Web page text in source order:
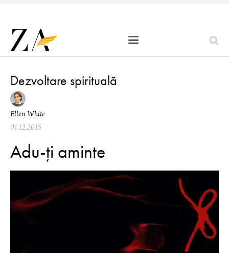
Dezvoltare spirituală
Ellen White
01.12.2015
Adu-ți aminte